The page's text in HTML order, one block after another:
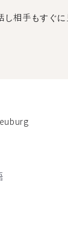
相手もすぐ